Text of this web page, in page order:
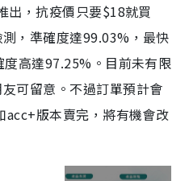
出，抗疫價只要$18就買
，準確度達99.03%，最快
高達97.25%。目前未有限
可留意。不過訂單預計會
版本賣完，將有機會改